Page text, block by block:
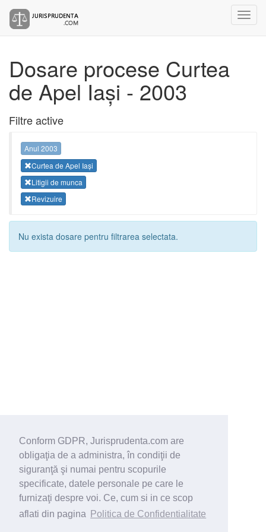
Conform GDPR, Jurisprudenta.com are
obligaţia de a administra, în condiţii de
siguranţă şi numai pentru scopurile
specificate, datele personale pe care le
furnizaţi despre voi. Ce, cum si in ce scop
aflati din pagina
Politica de Confidentialitate
Dosare procese Curtea
de Apel Iași - 2003
Filtre active
Anul 2003
Curtea de Apel Iași
Litigii de munca
Revizuire
Nu exista dosare pentru filtrarea selectata.